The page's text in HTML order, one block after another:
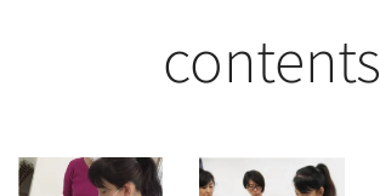
contents